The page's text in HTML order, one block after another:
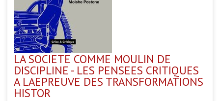
LA SOCIETE COMME MOULIN DE
DISCIPLINE - LES PENSEES CRITIQUES
A LAEPREUVE DES TRANSFORMATIONS
HISTOR